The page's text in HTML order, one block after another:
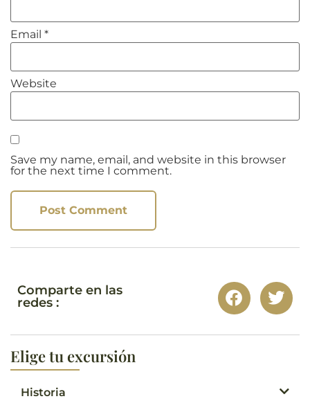
Email *
Website
Save my name, email, and website in this browser
for the next time I comment.
Comparte en las
redes :
Elige tu excursión
Historia